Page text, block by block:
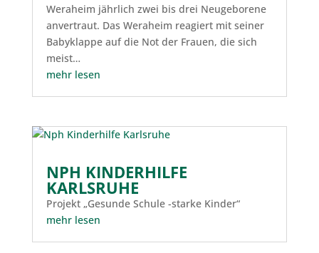
Weraheim jährlich zwei bis drei Neugeborene
anvertraut. Das Weraheim reagiert mit seiner
Babyklappe auf die Not der Frauen, die sich
meist…
mehr lesen
NPH KINDERHILFE
KARLSRUHE
Projekt „Gesunde Schule -starke Kinder“
mehr lesen